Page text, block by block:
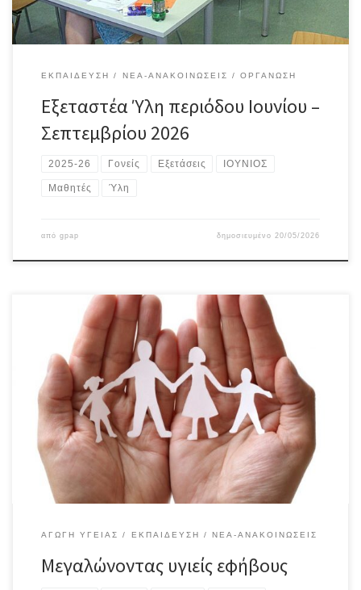
ΕΚΠΑΊΔΕΥΣΗ ΝΈΑ-ΑΝΑΚΟΙΝΏΣΕΙΣ ΟΡΓΆΝΩΣΗ
Εξεταστέα Ύλη περιόδου Ιουνίου –
Σεπτεμβρίου 2026
2025-26 Γονείς Εξετάσεις ΙΟΥΝΙΟΣ
Μαθητές Ύλη
από gpap δημοσιευμένο 20/05/2026
Αγαπητοί γονείς και κηδεμόνες, Σας ενημερώνουμε για τις
εκδηλώσεις-ομιλίες, με θέμα: «Μεγαλώνοντας υγιείς εφήβους»,
που θα πραγματοποιηθούν στις 06-05-2026 και 16-05-2026 στην
αίθουσα εκδηλώσεων του 1ου δημοτικού Σχολείου Καισαριανής –
Ε. Βενιζέλου, για γονείς και κηδεμόνες και υλοποιούνται από το
Κέντρο Υγείας Παιδιού Καισαριανής στο πλαίσιο του
προγράμματος «ΑΡΤΕΜΙΣ». Στις […]
ΑΓΩΓΉ ΥΓΕΊΑΣ ΕΚΠΑΊΔΕΥΣΗ ΝΈΑ-ΑΝΑΚΟΙΝΏΣΕΙΣ
Μεγαλώνοντας υγιείς εφήβους